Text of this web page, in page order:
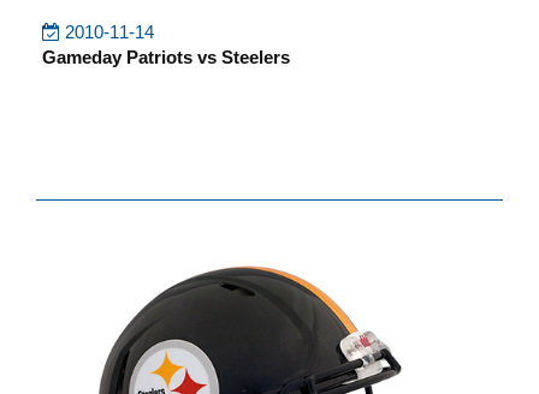
2010-11-14
Gameday Patriots vs Steelers